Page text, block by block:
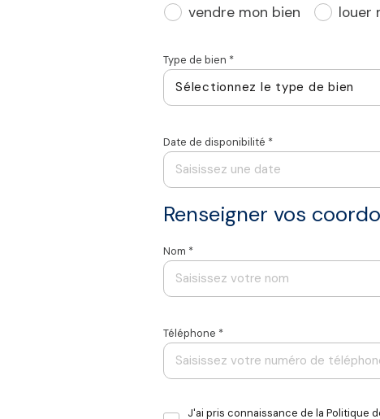
1
* Champs obligatoires
*
jusqu'à demande de suppression et sont destinées à
vendre mon bien louer
Type de bien *
Sélectionnez le type de bien
Date de disponibilité *
Renseigner vos
Nom *
Téléphone *
J'ai pris connaissance de la Politique